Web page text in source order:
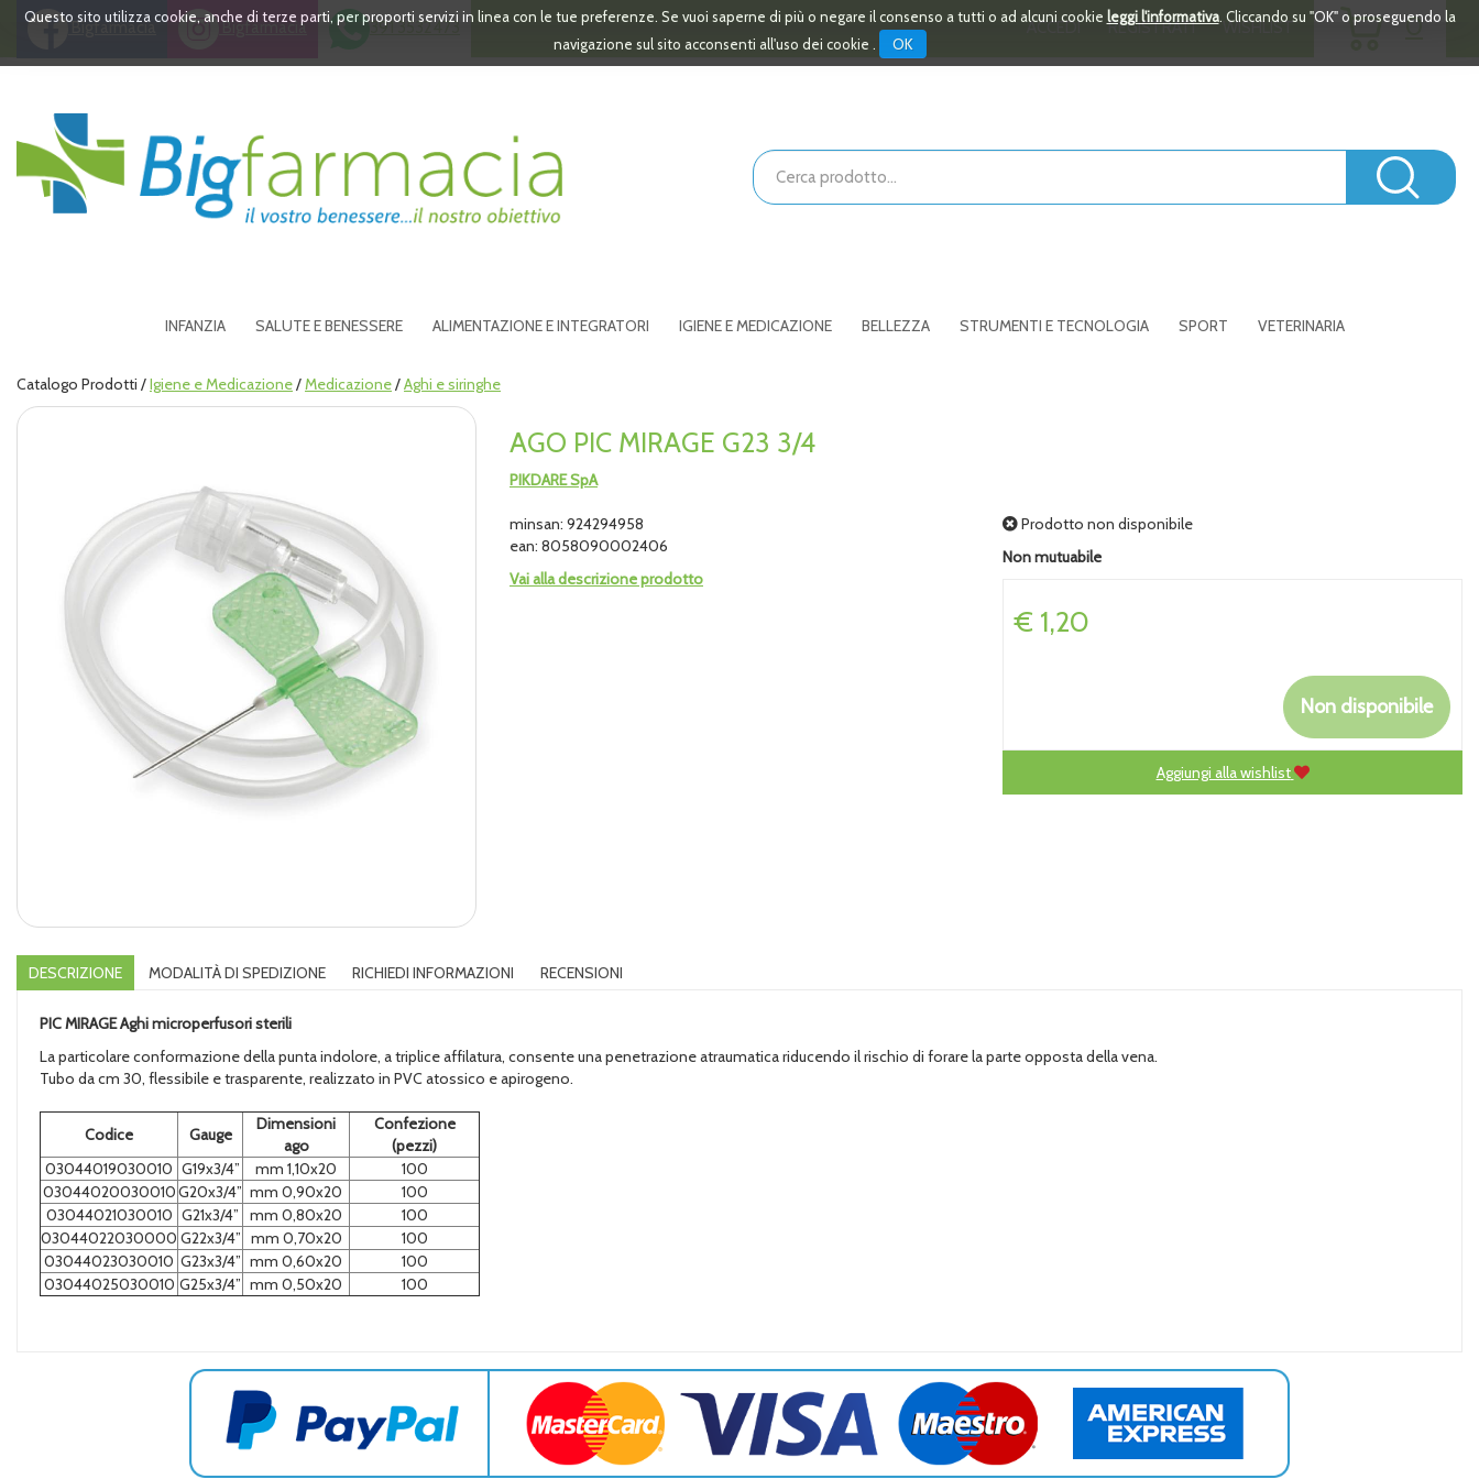
PassaQuesto sito utilizza cookie, anche di terze parti, per proporti servizi in linea con le tue preferenze. Se vuoi saperne di più o negare il consenso a tutti o ad alcuni cookie leggi l'informativa. Cliccando su "OK" o proseguendo la
navigazione sul sito acconsenti all'uso dei cookie .
OK
Bigfarmacia Bigfarmacia 391 3532473 ACCEDI REGISTRATI WISHLIST 0
ARTICOLI
Bigfarmacia
Cerca
Prodotto
INFANZIA SALUTE E BENESSERE ALIMENTAZIONE E INTEGRATORI IGIENE E MEDICAZIONE BELLEZZA STRUMENTI E TECNOLOGIA SPORT VETERINARIA
Catalogo Prodotti /Igiene e Medicazione/Medicazione/Aghi e siringhe
AGO PIC MIRAGE G23 3/4
PIKDARE SpA
minsan: 924294958
ean: 8058090002406
Vai alla descrizione prodotto
Prodotto non disponibile
Non mutuabile
Prezzo
€ 1,20
Non disponibile
Aggiungi alla wishlist
DESCRIZIONE MODALITÀ DI SPEDIZIONE RICHIEDI INFORMAZIONI RECENSIONI
PIC MIRAGE Aghi microperfusori sterili
La particolare conformazione della punta indolore, a triplice affilatura, consente una penetrazione atraumatica riducendo il rischio di forare la parte opposta della vena.
Tubo da cm 30, flessibile e trasparente, realizzato in PVC atossico e apirogeno.
Codice Gauge
Dimensioni
ago
Confezione
(pezzi)
03044019030010 G19x3/4” mm 1,10x20
100
03044020030010G20x3/4” mm 0,90x20
100
03044021030010 G21x3/4” mm 0,80x20
100
03044022030000 G22x3/4” mm 0,70x20
100
03044023030010 G23x3/4” mm 0,60x20
100
03044025030010 G25x3/4” mm 0,50x20 100